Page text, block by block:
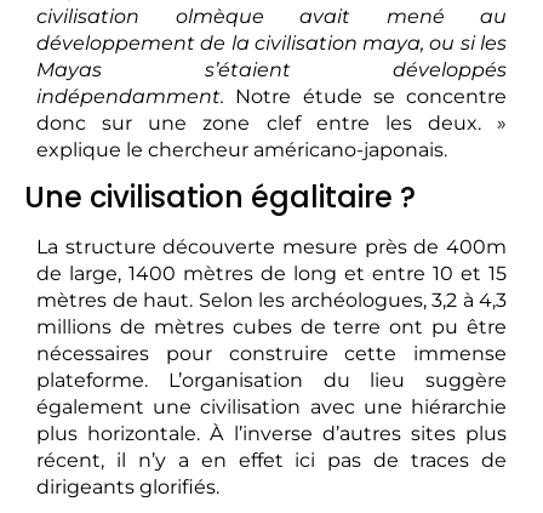
civilisation olmèque avait mené au
développement de la civilisation maya, ou si les
Mayas s’étaient développés
indépendamment. Notre étude se concentre
donc sur une zone clef entre les deux. »
explique le chercheur américano-japonais.
Une civilisation égalitaire ?
La structure découverte mesure près de 400m
de large, 1400 mètres de long et entre 10 et 15
mètres de haut. Selon les archéologues, 3,2 à 4,3
millions de mètres cubes de terre ont pu être
nécessaires pour construire cette immense
plateforme. L’organisation du lieu suggère
également une civilisation avec une hiérarchie
plus horizontale. À l’inverse d’autres sites plus
récent, il n’y a en effet ici pas de traces de
dirigeants glorifiés.